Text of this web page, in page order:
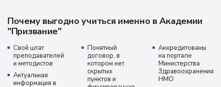
Почему выгодно учиться именно в Академии
"Призвание"
Свой штат
преподавателей
и методистов
Актуальная
информация в
Понятный
договор, в
котором нет
скрытых
пунктов и
Аккредитованы
на портале
Министерства
Здравоохранения
НМО